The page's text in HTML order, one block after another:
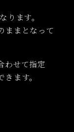
ります。
ままとなって
わせて指定
ます。